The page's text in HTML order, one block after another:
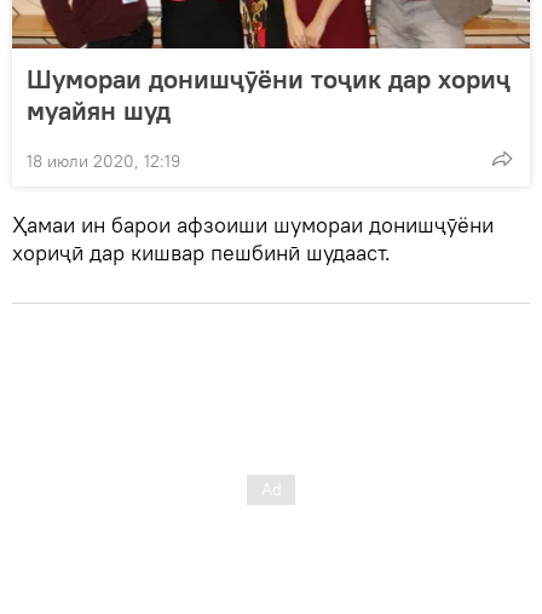
Шумораи донишҷӯёни тоҷик дар хориҷ
муайян шуд
18 июли 2020, 12:19
Ҳамаи ин барои афзоиши шумораи донишҷӯёни
хориҷӣ дар кишвар пешбинӣ шудааст.